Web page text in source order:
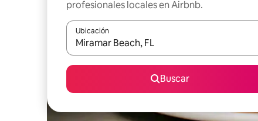
profesionales locales en Airbnb.
Ubicación
Cuando los resultados estén disponibles,
Buscar